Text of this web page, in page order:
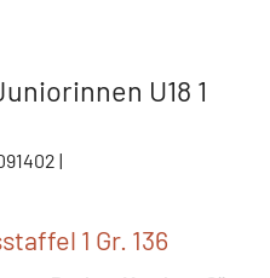
U18 1
|
1 Gr. 136